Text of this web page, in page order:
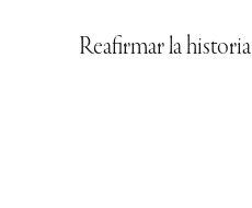
Reafirmar la historia